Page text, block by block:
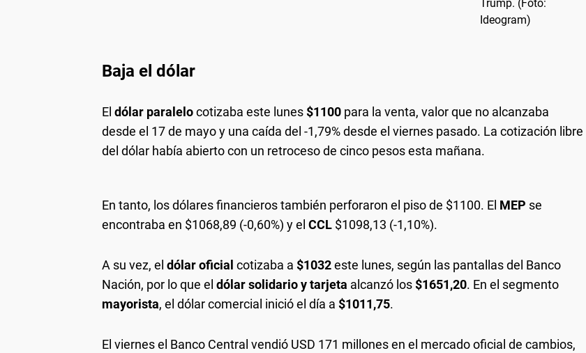
Baja el dólar
El dólar paralelocotizaba este lunes$1100 para la venta, valor que no alcanzaba
desde el 17 de mayo y una caída del -1,79% desde el viernes pasado. La cotización libre
del dólar había abierto con un retroceso de cinco pesos esta mañana.
En tanto, los dólares financieros también perforaron el piso de $1100. El MEP se
encontraba en $1068,89 (-0,60%) y el CCL $1098,13 (-1,10%).
A su vez, el dólar oficial cotizaba a $1032este lunes, según las pantallas del Banco
Nación, por lo que el dólar solidarioy tarjeta alcanzó los$1651,20. En el segmento
mayorista, el dólar comercial inició el día a $1011,75.
El viernes el Banco Central vendió USD 171 millones en el mercado oficial de cambios,